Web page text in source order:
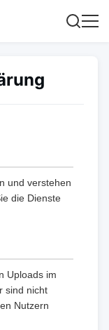
und verstehen
die Dienste
Uploads im
sind nicht
Nutzern